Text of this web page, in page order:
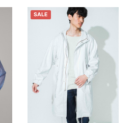
SALE